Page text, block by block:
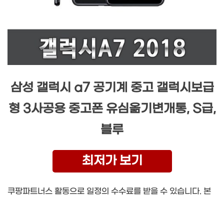
삼성 갤럭시 a7 공기계 중고 갤럭시보급
형 3사공용 중고폰 유심옮기변개통, S급,
블루
최저가 보기
쿠팡파트너스 활동으로 일정의 수수료를 받을 수 있습니다. 본